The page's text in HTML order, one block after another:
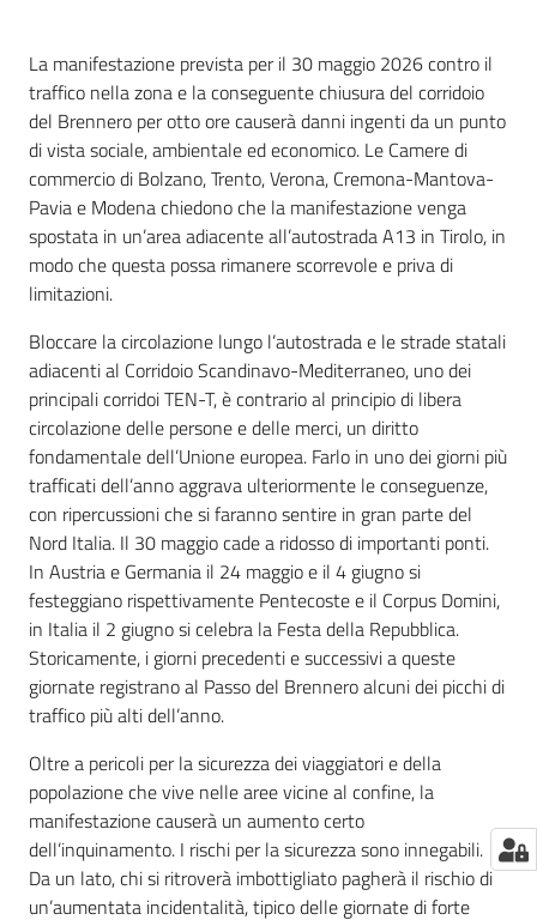
Contenuto
La manifestazione prevista per il 30 maggio 2026 contro il
traffico nella zona e la conseguente chiusura del corridoio
del Brennero per otto ore causerà danni ingenti da un punto
di vista sociale, ambientale ed economico. Le Camere di
commercio di Bolzano, Trento, Verona, Cremona-Mantova-
Pavia e Modena chiedono che la manifestazione venga
spostata in un’area adiacente all’autostrada A13 in Tirolo, in
modo che questa possa rimanere scorrevole e priva di
limitazioni.
Bloccare la circolazione lungo l’autostrada e le strade statali
adiacenti al Corridoio Scandinavo-Mediterraneo, uno dei
principali corridoi TEN-T, è contrario al principio di libera
circolazione delle persone e delle merci, un diritto
fondamentale dell’Unione europea. Farlo in uno dei giorni più
trafficati dell’anno aggrava ulteriormente le conseguenze,
con ripercussioni che si faranno sentire in gran parte del
Nord Italia. Il 30 maggio cade a ridosso di importanti ponti.
In Austria e Germania il 24 maggio e il 4 giugno si
festeggiano rispettivamente Pentecoste e il Corpus Domini,
in Italia il 2 giugno si celebra la Festa della Repubblica.
Storicamente, i giorni precedenti e successivi a queste
giornate registrano al Passo del Brennero alcuni dei picchi di
traffico più alti dell’anno.
Oltre a pericoli per la sicurezza dei viaggiatori e della
popolazione che vive nelle aree vicine al confine, la
manifestazione causerà un aumento certo
dell’inquinamento. I rischi per la sicurezza sono innegabili.
Da un lato, chi si ritroverà imbottigliato pagherà il rischio di
un’aumentata incidentalità, tipico delle giornate di forte